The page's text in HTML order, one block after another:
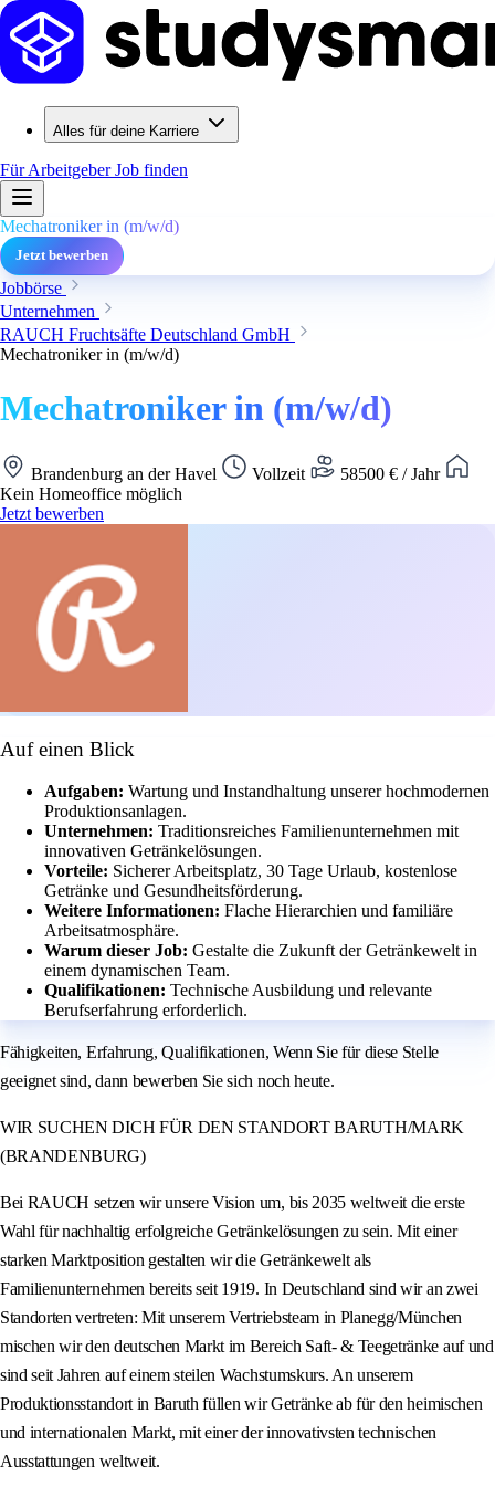
Alles für deine Karriere
Für ArbeitgeberJob finden
Mechatroniker in (m/w/d)
Jetzt bewerben
Jobbörse
Unternehmen
RAUCH Fruchtsäfte Deutschland GmbH
Mechatroniker in (m/w/d)
Mechatroniker in (m/w/d)
Brandenburg an der Havel Vollzeit
58500 € / Jahr
Kein Homeoffice möglich
Jetzt bewerben
Auf einen Blick
Aufgaben: Wartung und Instandhaltung unserer hochmodernen
Produktionsanlagen.
Unternehmen: Traditionsreiches Familienunternehmen mit
innovativen Getränkelösungen.
Vorteile: Sicherer Arbeitsplatz, 30 Tage Urlaub, kostenlose
Getränke und Gesundheitsförderung.
Weitere Informationen: Flache Hierarchien und familiäre
Arbeitsatmosphäre.
Warum dieser Job: Gestalte die Zukunft der Getränkewelt in
einem dynamischen Team.
Qualifikationen: Technische Ausbildung und relevante
Berufserfahrung erforderlich.
Fähigkeiten, Erfahrung, Qualifikationen, Wenn Sie für diese Stelle
geeignet sind, dann bewerben Sie sich noch heute.
WIR SUCHEN DICH FÜR DEN STANDORT BARUTH/MARK
(BRANDENBURG)
Bei RAUCH setzen wir unsere Vision um, bis 2035 weltweit die erste
Wahl für nachhaltig erfolgreiche Getränkelösungen zu sein. Mit einer
starken Marktposition gestalten wir die Getränkewelt als
Familienunternehmen bereits seit 1919. In Deutschland sind wir an zwei
Standorten vertreten: Mit unserem Vertriebsteam in Planegg/München
mischen wir den deutschen Markt im Bereich Saft- & Teegetränke auf und
sind seit Jahren auf einem steilen Wachstumskurs. An unserem
Produktionsstandort in Baruth füllen wir Getränke ab für den heimischen
und internationalen Markt, mit einer der innovativsten technischen
Ausstattungen weltweit.